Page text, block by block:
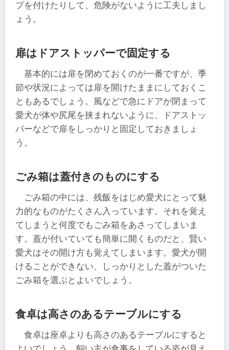
プを付けたりして、危険がないように工夫しまし
ょう。
扉はドアストッパーで固定する
基本的には扉を閉めておくのが一番ですが、季
節や状況によっては扉を開けたままにしておくこ
ともあるでしょう。風などで急にドアが閉まって
愛犬が体や尻尾を挟まれないように、ドアストッ
パーなどで扉をしっかりと固定しておきましょ
う。
ごみ箱は蓋付きのものにする
ごみ箱の中には、残飯をはじめ愛犬にとって魅
力的なものがたくさん入っています。それを覚え
てしまうと何度でもごみ箱をあさってしまいま
す。蓋が付いていても簡単に開くものだと、賢い
愛犬はその開け方も覚えてしまいます。愛犬が開
けることができない、しっかりとした蓋がついた
ごみ箱を選ぶとよいでしょう。
食卓は高さのあるテーブルにする
食卓は座卓よりも高さのあるテーブルにすると